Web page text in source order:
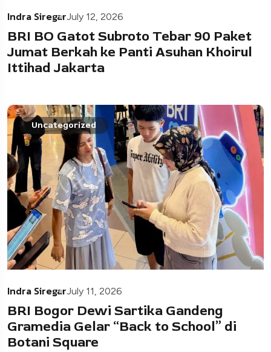
Indra SiregarJuly 12, 2026
BRI BO Gatot Subroto Tebar 90 Paket
Jumat Berkah ke Panti Asuhan Khoirul
Ittihad Jakarta
Uncategorized
Indra SiregarJuly 11, 2026
BRI Bogor Dewi Sartika Gandeng
Gramedia Gelar “Back to School” di
Botani Square